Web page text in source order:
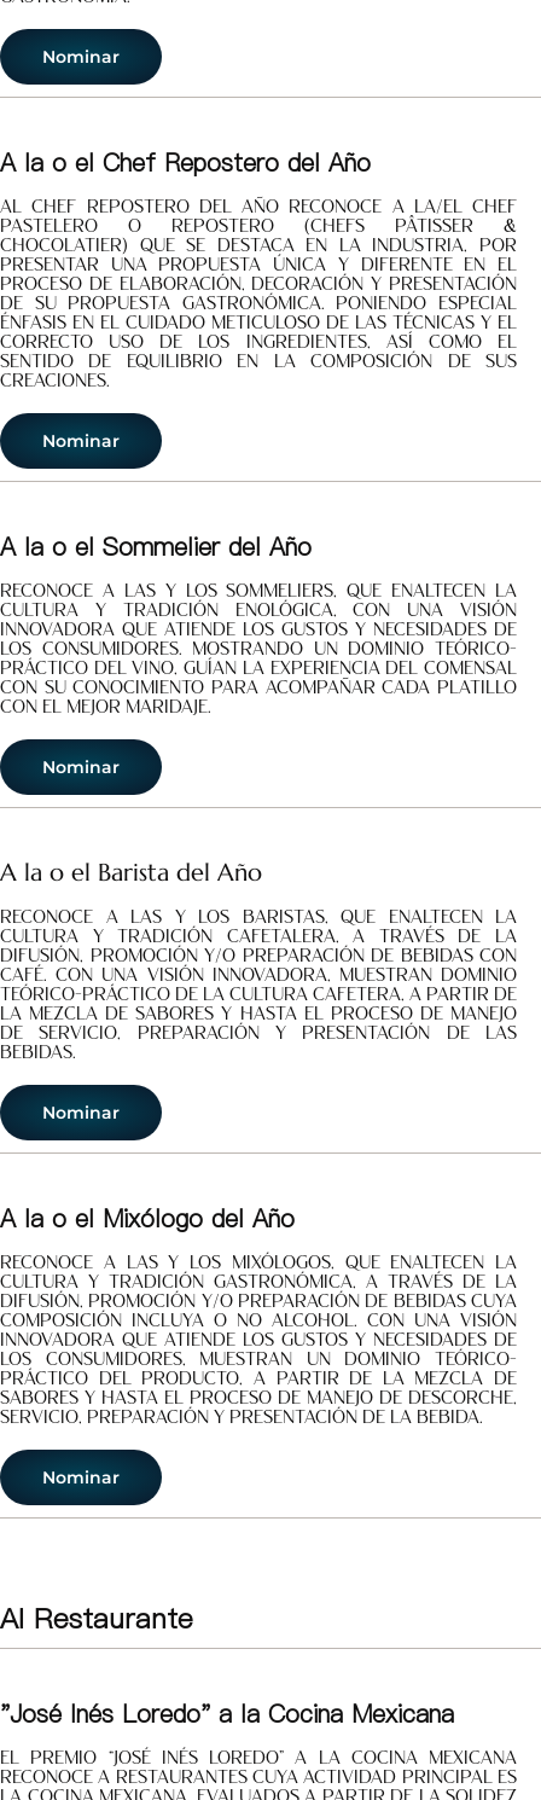
Nominar
A la o el Chef Repostero del Año
Al Chef Repostero del Año Reconoce a la/el Chef
pastelero o repostero (Chefs Pâtisser &
Chocolatier) que se destaca en la industria, por
presentar una propuesta única y diferente en el
proceso de elaboración, decoración y presentación
de su propuesta gastronómica. Poniendo especial
énfasis en el cuidado meticuloso de las técnicas y el
correcto uso de los ingredientes, así como el
sentido de equilibrio en la composición de sus
creaciones.
Nominar
A la o el Sommelier del Año
Reconoce a las y los sommeliers, que enaltecen la
cultura y tradición enológica, con una visión
innovadora que atiende los gustos y necesidades de
los consumidores. Mostrando un dominio teórico-
práctico del vino, guían la experiencia del comensal
con su conocimiento para acompañar cada platillo
con el mejor maridaje.
Nominar
A la o el Barista del Año
Reconoce a las y los baristas, que enaltecen la
cultura y tradición cafetalera, a través de la
difusión, promoción y/o preparación de bebidas con
café. Con una visión innovadora, muestran dominio
teórico-práctico de la cultura cafetera, a partir de
la mezcla de sabores y hasta el proceso de manejo
de servicio, preparación y presentación de las
bebidas.
Nominar
A la o el Mixólogo del Año
Reconoce a las y los mixólogos, que enaltecen la
cultura y tradición gastronómica, a través de la
difusión, promoción y/o preparación de bebidas cuya
composición incluya o no alcohol. Con una visión
innovadora que atiende los gustos y necesidades de
los consumidores, muestran un dominio teórico-
práctico del producto, a partir de la mezcla de
sabores y hasta el proceso de manejo de descorche,
servicio, preparación y presentación de la bebida.
Nominar
Al Restaurante
"José Inés Loredo" a la Cocina Mexicana
El Premio “José Inés Loredo” a la Cocina Mexicana
reconoce a restaurantes cuya actividad principal es